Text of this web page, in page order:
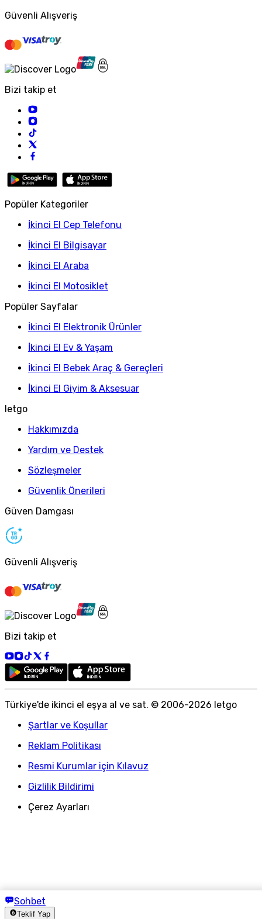
Sohbet
Teklif Yap
Güvenli Alışveriş
Bizi takip et
Popüler Kategoriler
İkinci El Cep Telefonu
İkinci El Bilgisayar
İkinci El Araba
İkinci El Motosiklet
Popüler Sayfalar
İkinci El Elektronik Ürünler
İkinci El Ev & Yaşam
İkinci El Bebek Araç & Gereçleri
İkinci El Giyim & Aksesuar
letgo
Hakkımızda
Yardım ve Destek
Sözleşmeler
Güvenlik Önerileri
Güven Damgası
Güvenli Alışveriş
Bizi takip et
Türkiye'de ikinci el eşya al ve sat. © 2006-2026 letgo
Şartlar ve Koşullar
Reklam Politikası
Resmi Kurumlar için Kılavuz
Gizlilik Bildirimi
Çerez Ayarları